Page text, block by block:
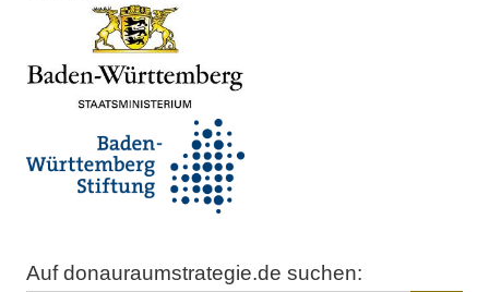
Auf donauraumstrategie.de suchen: